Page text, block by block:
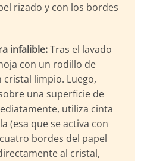
rizado y con los bordes
infalible:Tras el lavado
con un rodillo de
cristal limpio. Luego,
una superficie de
utiliza cinta
(esa que se activa con
bordes del papel
al cristal,